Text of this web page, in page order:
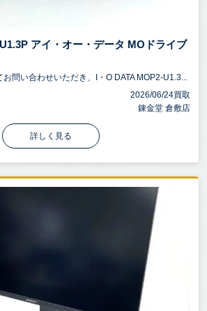
アイ・オー・データ MOドライブ
問い合わせいただき、I・O DATA MOP2-U1.3...
2026/06/24買取
錬金堂 倉敷店
詳しく見る